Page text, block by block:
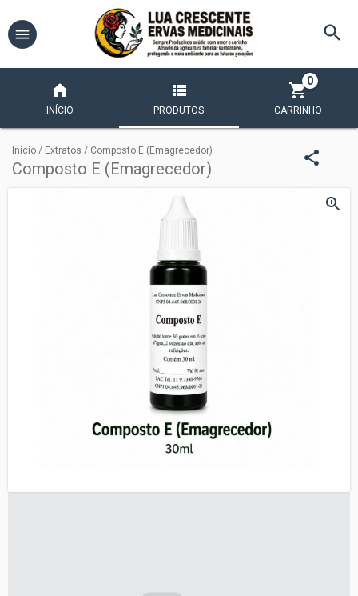
INÍCIO PRODUTOS CARRINHO
0
Início / Extratos / Composto E (Emagrecedor)
Composto E (Emagrecedor)